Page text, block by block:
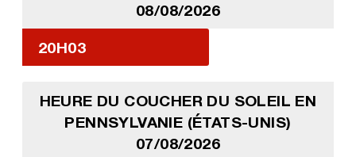
08/08/2026
20H03
HEURE DU COUCHER DU SOLEIL EN
PENNSYLVANIE (ÉTATS-UNIS)
07/08/2026